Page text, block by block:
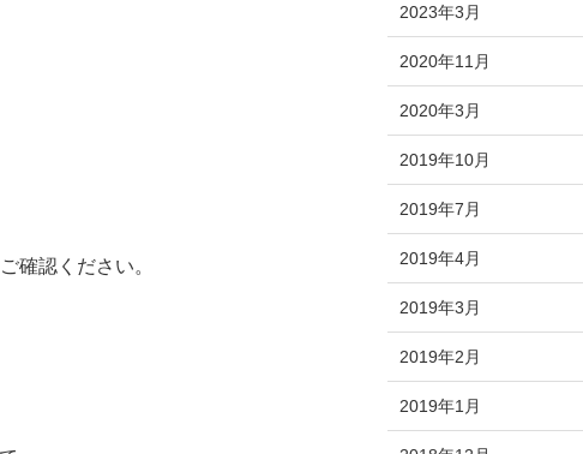
確認ください。
2023年3月
2020年11月
2020年3月
2019年10月
2019年7月
2019年4月
2019年3月
2019年2月
2019年1月